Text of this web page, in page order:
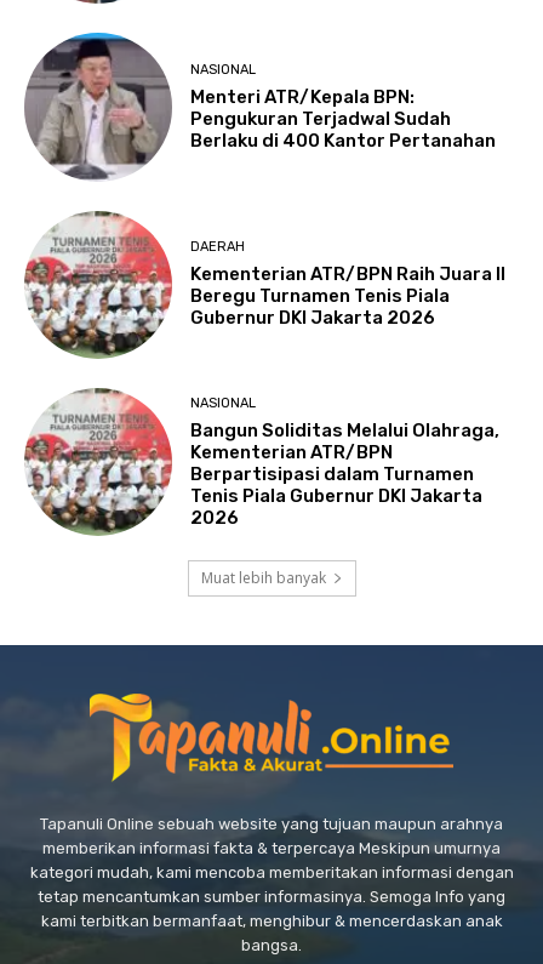
NASIONAL
Menteri ATR/Kepala BPN:
Pengukuran Terjadwal Sudah
Berlaku di 400 Kantor Pertanahan
DAERAH
Kementerian ATR/BPN Raih Juara II
Beregu Turnamen Tenis Piala
Gubernur DKI Jakarta 2026
NASIONAL
Bangun Soliditas Melalui Olahraga,
Kementerian ATR/BPN
Berpartisipasi dalam Turnamen
Tenis Piala Gubernur DKI Jakarta
2026
Muat lebih banyak
Tapanuli Online sebuah website yang tujuan maupun arahnya
memberikan informasi fakta & terpercaya Meskipun umurnya
kategori mudah, kami mencoba memberitakan informasi dengan
tetap mencantumkan sumber informasinya. Semoga Info yang
kami terbitkan bermanfaat, menghibur & mencerdaskan anak
bangsa.